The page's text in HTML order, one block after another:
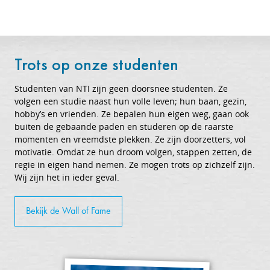
Trots op onze studenten
Studenten van NTI zijn geen doorsnee studenten. Ze
volgen een studie naast hun volle leven; hun baan, gezin,
hobby’s en vrienden. Ze bepalen hun eigen weg, gaan ook
buiten de gebaande paden en studeren op de raarste
momenten en vreemdste plekken. Ze zijn doorzetters, vol
motivatie. Omdat ze hun droom volgen, stappen zetten, de
regie in eigen hand nemen. Ze mogen trots op zichzelf zijn.
Wij zijn het in ieder geval.
Bekijk de Wall of Fame